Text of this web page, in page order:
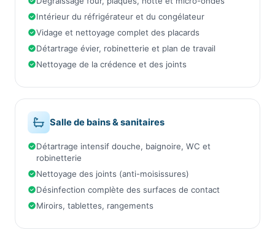
Intérieur du réfrigérateur et du congélateur
Vidage et nettoyage complet des placards
Détartrage évier, robinetterie et plan de travail
Nettoyage de la crédence et des joints
Salle de bains & sanitaires
Détartrage intensif douche, baignoire, WC et
robinetterie
Nettoyage des joints (anti-moisissures)
Désinfection complète des surfaces de contact
Miroirs, tablettes, rangements